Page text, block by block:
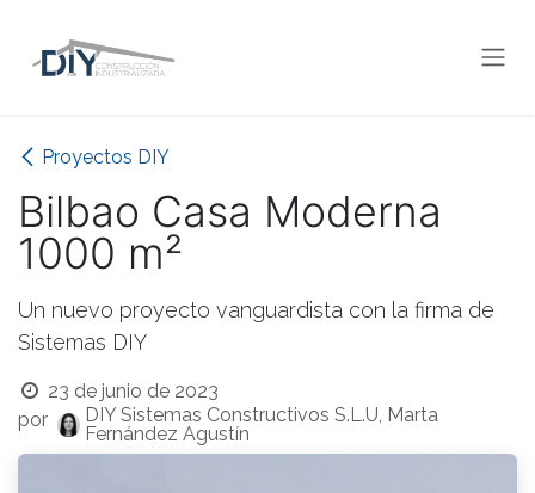
Proyectos DIY
Bilbao Casa Moderna
1000 m²
Un nuevo proyecto vanguardista con la firma de
Sistemas DIY
23 de junio de 2023
por
DIY Sistemas Constructivos S.L.U, Marta
Fernández Agustín